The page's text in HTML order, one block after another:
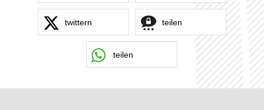
twittern teilen
teilen